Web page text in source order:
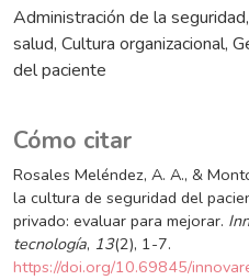
Administración de la seguridad
salud Cultura organizacional
del paciente
Cómo citar
Rosales Meléndez, A. A., &
la cultura de seguridad del
privado: evaluar para mejorar.
tecnología, 13(2), 1-7.
https://doi.org/10.69845/